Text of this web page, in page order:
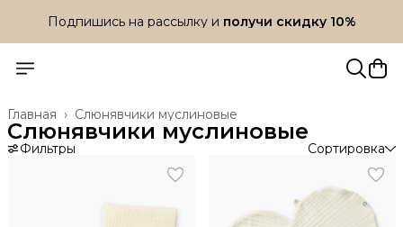
Подпишись на рассылку и получи скидку 10%
получи скидку 10%
Слюнявчики муслиновые
Главная ›
Слюнявчики муслиновые
Фильтры Сортировка